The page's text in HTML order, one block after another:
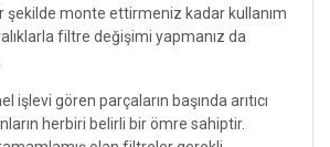
şekilde monte ettirmeniz kadar kullanım
filtre değişimi yapmanız da
işlevi gören parçaların başında arıtıcı
herbiri belirli bir ömre sahiptir.